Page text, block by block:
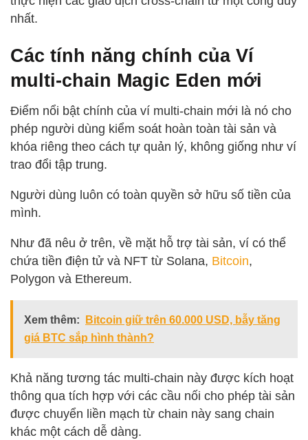
nhất.
Các tính năng chính của Ví
multi-chain Magic Eden mới
Điểm nổi bật chính của ví multi-chain mới là nó cho
phép người dùng kiểm soát hoàn toàn tài sản và
khóa riêng theo cách tự quản lý, không giống như ví
trao đổi tập trung.
Người dùng luôn có toàn quyền sở hữu số tiền của
mình.
Như đã nêu ở trên, về mặt hỗ trợ tài sản, ví có thể
chứa tiền điện tử và NFT từ Solana, Bitcoin,
Polygon và Ethereum.
Xem thêm:
Bitcoin giữ trên 60.000 USD, bẫy tăng
giá BTC sắp hình thành?
Khả năng tương tác multi-chain này được kích hoạt
thông qua tích hợp với các cầu nối cho phép tài sản
được chuyển liền mạch từ chain này sang chain
khác một cách dễ dàng.